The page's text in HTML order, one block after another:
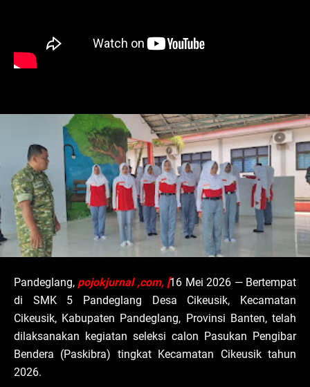
Pandeglang, pojokjurnal ,com, [16 Mei 2026 — Bertempat
di SMK 5 Pandeglang Desa Cikeusik, Kecamatan
Cikeusik, Kabupaten Pandeglang, Provinsi Banten, telah
dilaksanakan kegiatan seleksi calon Pasukan Pengibar
Bendera (Paskibra) tingkat Kecamatan Cikeusik tahun
2026.